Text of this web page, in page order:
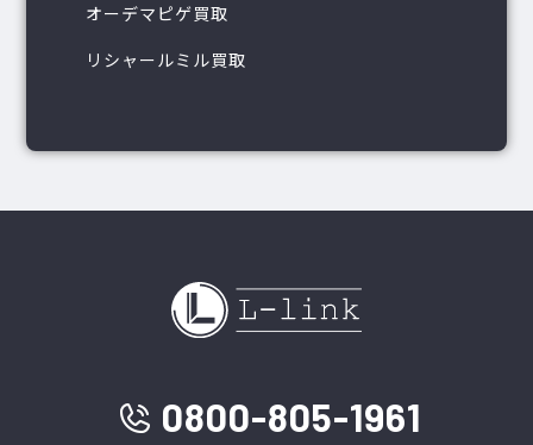
オーデマピゲ買取
リシャールミル買取
0800-805-1961